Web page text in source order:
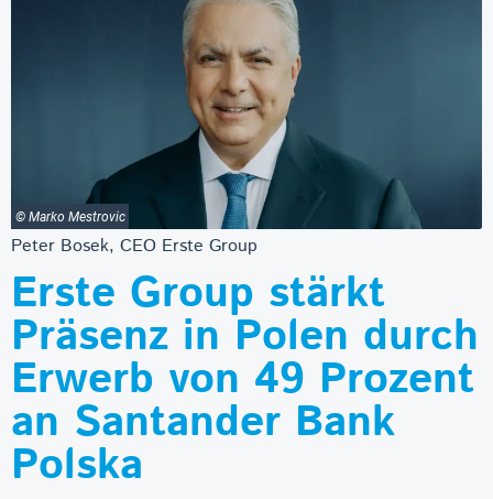
© Marko Mestrovic
Peter Bosek, CEO Erste Group
Erste Group stärkt
Präsenz in Polen durch
Erwerb von 49 Prozent
an Santander Bank
Polska